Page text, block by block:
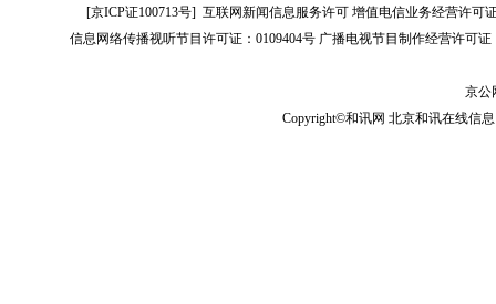
[京ICP证100713号]互联网新闻信息服务许可 增值电信业务经营许可
信息网络传播视听节目许可证：0109404号 广播电视节目制作经营许可证
京公
Copyright©和讯网 北京和讯在线信